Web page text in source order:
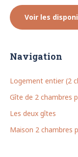
Voir les
Navigation
Logement entier (2
Gîte de 2 chambres
Les deux gîtes
Maison 2 chambres